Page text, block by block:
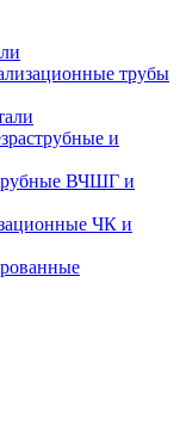
трубы
и
ВЧШГ и
ЧК и